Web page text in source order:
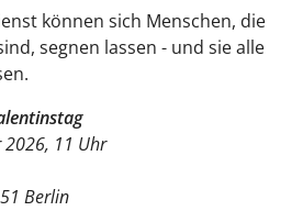
können sich Menschen, die
segnen lassen - und sie alle
2026, 11 Uhr
Berlin